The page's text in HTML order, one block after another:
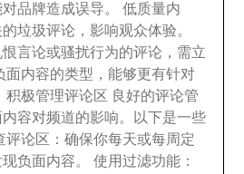
对品牌造成误导。低质量内
垃圾评论 ， 影响观众体验。
言论或骚扰行为的评论 ， 需立
面内容的类型 ，能够更有针对
积极管理评论区 良好的评论管
容对频道的影响。
以下是一些
评论区 ：确保你每天或每周定
现负面内容。使用过滤功能 ：